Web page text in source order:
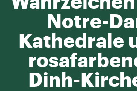
Notre-
Kathedrale
Dinh-